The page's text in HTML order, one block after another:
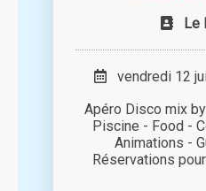
Le
vendredi 12
Apéro Disco mix
Piscine - Food -
Animations -
Réservations